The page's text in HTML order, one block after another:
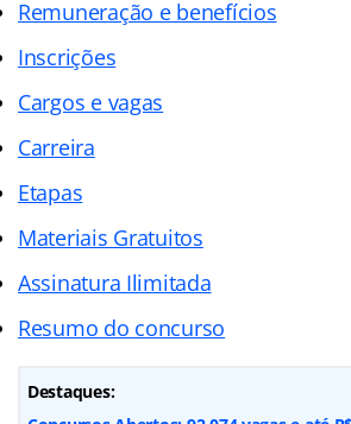
Remuneração e benefícios
Inscrições
Cargos e vagas
Carreira
Etapas
Materiais Gratuitos
Assinatura Ilimitada
Resumo do concurso
Destaques: